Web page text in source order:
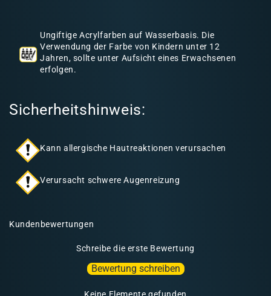
Ungiftige Acrylfarben auf Wasserbasis. Die
Verwendung der Farbe von Kindern unter 12
Jahren, sollte unter Aufsicht eines Erwachsenen
erfolgen.
Sicherheitshinweis:
Kann allergische Hautreaktionen verursachen
Verursacht schwere Augenreizung
Kundenbewertungen
Schreibe die erste Bewertung
Bewertung schreiben
Keine Elemente gefunden